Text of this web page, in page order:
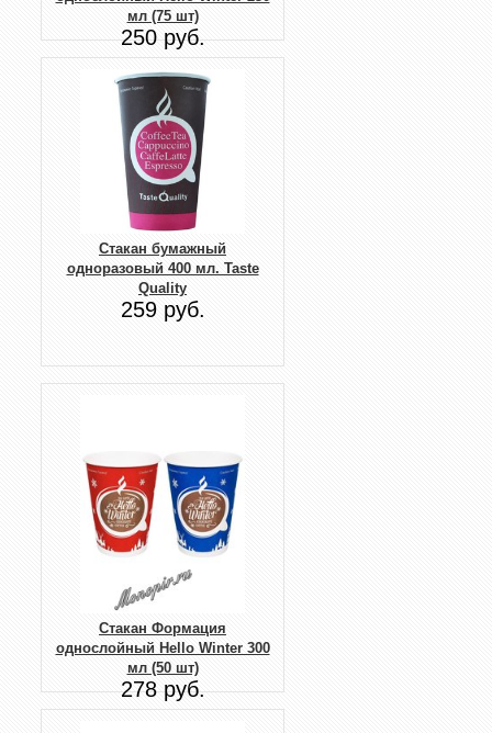
мл (75 шт)
250 руб.
Стакан бумажный
одноразовый 400 мл. Taste
Quality
259 руб.
Стакан Формация
однослойный Hello Winter 300
мл (50 шт)
278 руб.